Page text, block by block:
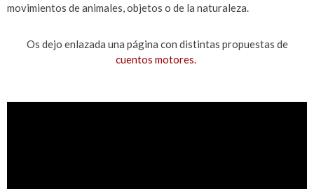
movimientos de animales, objetos o de la naturaleza.
Os dejo enlazada una página con distintas propuestas de
cuentos motores.